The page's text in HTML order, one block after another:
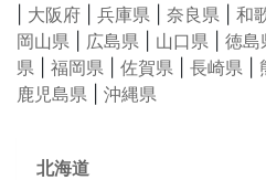
大阪府 兵庫県 奈良県 和
岡山県
広島県 山口県 徳島
県
福岡県 佐賀県 長崎県
鹿児島県
沖縄県
北海道